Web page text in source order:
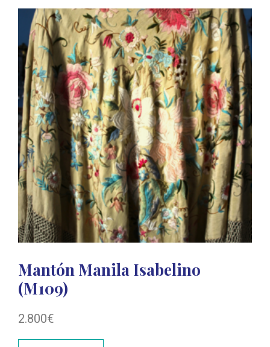
Mantón Manila Isabelino
(M109)
2.800€